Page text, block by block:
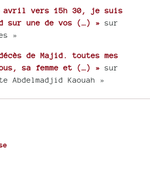
avril vers 15h 30, je suis
sur une de vos (…) » sur
»
de Majid. toutes mes
sa femme et (…) » sur
Abdelmadjid Kaouah »